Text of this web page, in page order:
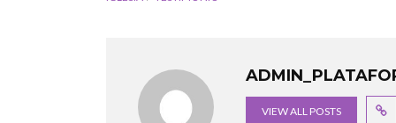
VIEW ALL POSTS